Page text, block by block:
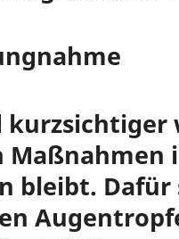
Maßnahmen
bleibt. Dafür